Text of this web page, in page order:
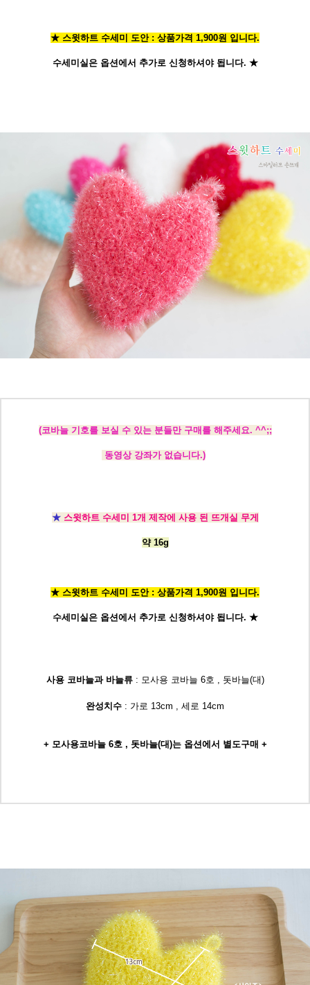
★ 스윗하트 수세미 도안 : 상품가격 1,900원 입니다.
수세미실은 옵션에서 추가로 신청하셔야 됩니다. ★
(코바늘 기호를 보실 수 있는 분들만 구매를 해주세요. ^^;;
동영상 강좌가 없습니다.)
★스윗하트 수세미 1개 제작에 사용 된 뜨개실 무게
약 16g
★ 스윗하트 수세미 도안 : 상품가격 1,900원 입니다.
수세미실은 옵션에서 추가로 신청하셔야 됩니다. ★
사용 코바늘과 바늘류: 모사용 코바늘 6호 , 돗바늘(대)
완성치수 : 가로 13cm , 세로 14cm
+ 모사용코바늘 6호 , 돗바늘(대)는 옵션에서 별도구매 +